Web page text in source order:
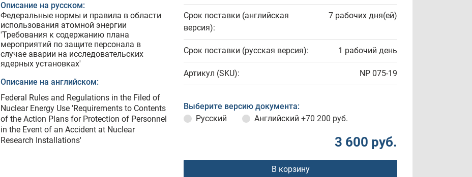
Описание на русском:
Федеральные нормы и правила в области
использования атомной энергии
'Требования к содержанию плана
мероприятий по защите персонала в
случае аварии на исследовательских
ядерных установках'
Описание на английском:
Federal Rules and Regulations in the Filed of
Nuclear Energy Use 'Requirements to Contents
of the Action Plans for Protection of Personnel
in the Event of an Accident at Nuclear
Research Installations'
Срок поставки (английская
версия):
7 рабочих дня(ей)
Срок поставки (русская версия): 1 рабочий день
Артикул (SKU): NP 075-19
Выберите версию документа:
Русский
Английский +70 200 руб.
3 600 руб.
В корзину